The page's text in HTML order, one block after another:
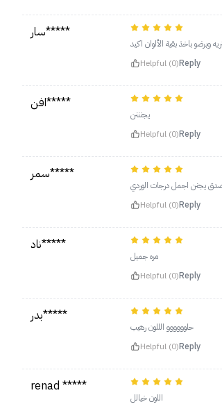
سار*****
وبرضو باخذ بقية الألوان اكيد
Helpful (0)Reply
افن*****
يجنننن
Helpful (0)Reply
سمر*****
يجنن اجمل درجات الوردي
Helpful (0)Reply
ناد*****
مره جميل
Helpful (0)Reply
بدر*****
حلوووووو الللون رهيب
Helpful (0)Reply
renad *****
اللون خيالل